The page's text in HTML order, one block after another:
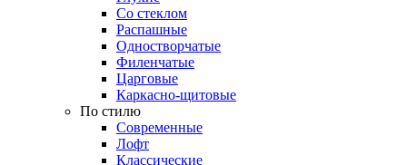
Со стеклом
Распашные
Одностворчатые
Филенчатые
Царговые
Каркасно-щитовые
По стилю
Современные
Лофт
Классические